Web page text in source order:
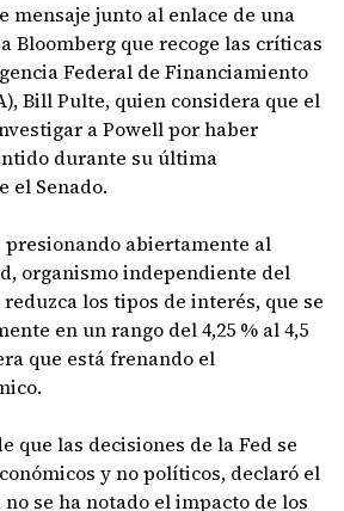
mensaje junto al enlace de una
Bloomberg que recoge las críticas
Federal de Financiamiento
Bill Pulte, quien considera que el
a Powell por haber
durante su última
el Senado.
abiertamente al
organismo independiente del
los tipos de interés, que se
en un rango del 4,25 % al 4,5
que está frenando el
que las decisiones de la Fed se
y no políticos, declaró el
se ha notado el impacto de los